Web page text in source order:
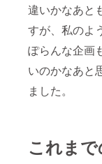
違いかなあと
すが、私のよ
ぽらんな企画
いのかなあと
ました。
これま